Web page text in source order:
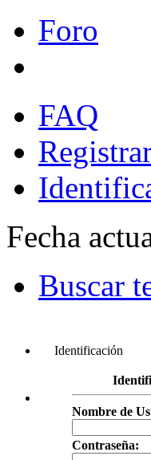
Foro
FAQ
Fecha
Buscar
Identificación
Nombre de
Contraseña: